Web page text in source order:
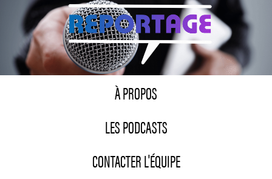
À PROPOS
LES PODCASTS
CONTACTER L'ÉQUIPE